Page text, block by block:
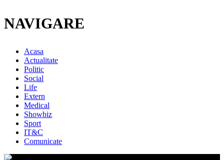
NAVIGARE
Acasa
Actualitate
Politic
Social
Life
Extern
Medical
Showbiz
Sport
IT&C
Comunicate